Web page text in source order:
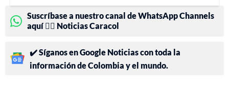
Suscríbase a nuestro canal de WhatsApp Channels
aquí 👉🏻 Noticias Caracol
✔️ Síganos en Google Noticias con toda la
información de Colombia y el mundo.